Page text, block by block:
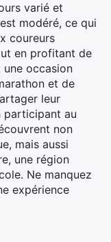
varié et
modéré, ce qui
coureurs
en profitant de
une occasion
et de
leur
participant au
non
mais aussi
une région
Ne manquez
expérience